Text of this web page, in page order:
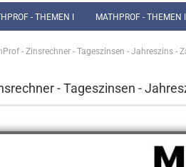
- THEMEN I MATHPROF - THEMEN II
- Zinsrechner - Tageszinsen - Jahreszins -
- Tageszinsen -